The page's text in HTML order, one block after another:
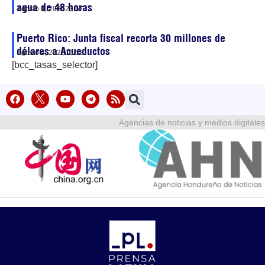
agua de 48 horas
agosto 4, 202623:57
Puerto Rico: Junta fiscal recorta 30 millones de
dólares a Acueductos
agosto 4, 202616:53
[bcc_tasas_selector]
Agencias de noticias y medios digitales